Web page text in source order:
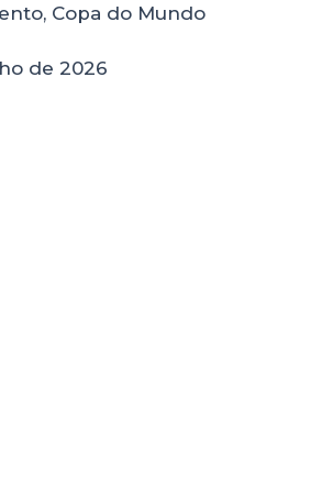
Copa do Mundo
de 2026